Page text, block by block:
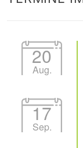
20
Aug.
17
Sep.